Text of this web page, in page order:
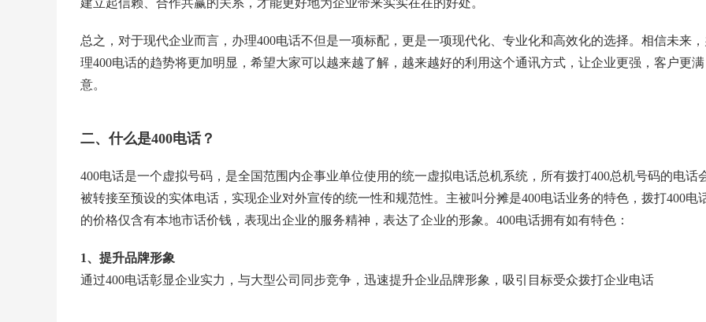
建立起信赖、合作共赢的关系，才能更好地为企业带来实实在在的好处。
总之，对于现代企业而言，办理400电话不但是一项标配，更是一项现代化、专业化和高效化的选择。相信未来
理400电话的趋势将更加明显，希望大家可以越来越了解，越来越好的利用这个通讯方式，让企业更强，客户更满
意。
二、什么是400电话？
400电话是一个虚拟号码，是全国范围内企事业单位使用的统一虚拟电话总机系统，所有拨打400总机号码的电话
被转接至预设的实体电话，实现企业对外宣传的统一性和规范性。主被叫分摊是400电话业务的特色，拨打400电
的价格仅含有本地市话价钱，表现出企业的服务精神，表达了企业的形象。400电话拥有如有特色：
1、提升品牌形象
通过400电话彰显企业实力，与大型公司同步竞争，迅速提升企业品牌形象，吸引目标受众拨打企业电话